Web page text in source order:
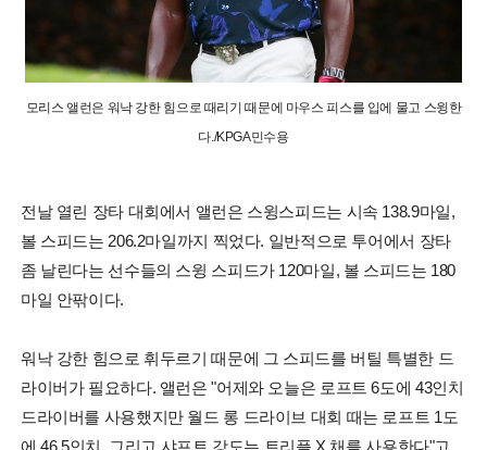
모리스 앨런은 워낙 강한 힘으로 때리기 때문에 마우스 피스를 입에 물고 스윙한
다./KPGA민수용
전날 열린 장타 대회에서 앨런은 스윙스피드는 시속 138.9마일,
볼 스피드는 206.2마일까지 찍었다. 일반적으로 투어에서 장타
좀 날린다는 선수들의 스윙 스피드가 120마일, 볼 스피드는 180
마일 안팎이다.
워낙 강한 힘으로 휘두르기 때문에 그 스피드를 버틸 특별한 드
라이버가 필요하다. 앨런은 "어제와 오늘은 로프트 6도에 43인치
드라이버를 사용했지만 월드 롱 드라이브 대회 때는 로프트 1도
에 46.5인치, 그리고 샤프트 강도는 트리플 X 채를 사용한다"고